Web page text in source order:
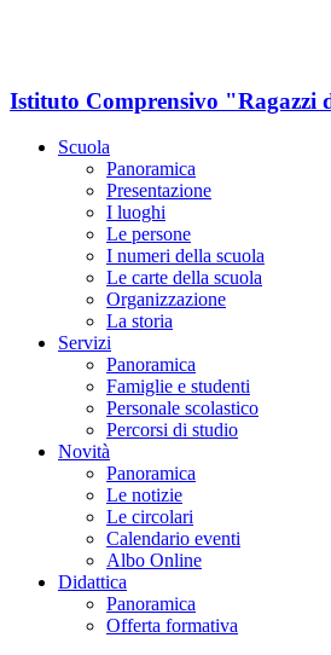
Istituto Comprensivo "Ragazzi
Scuola
Panoramica
Presentazione
I luoghi
Le persone
I numeri della scuola
Le carte della scuola
Organizzazione
La storia
Servizi
Panoramica
Famiglie e studenti
Personale scolastico
Percorsi di studio
Novità
Panoramica
Le notizie
Le circolari
Calendario eventi
Albo Online
Didattica
Panoramica
Offerta formativa